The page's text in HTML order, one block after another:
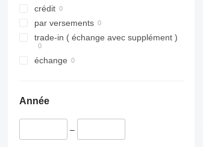
crédit
par versements
trade-in ( échange avec supplément )
échange
Année
–